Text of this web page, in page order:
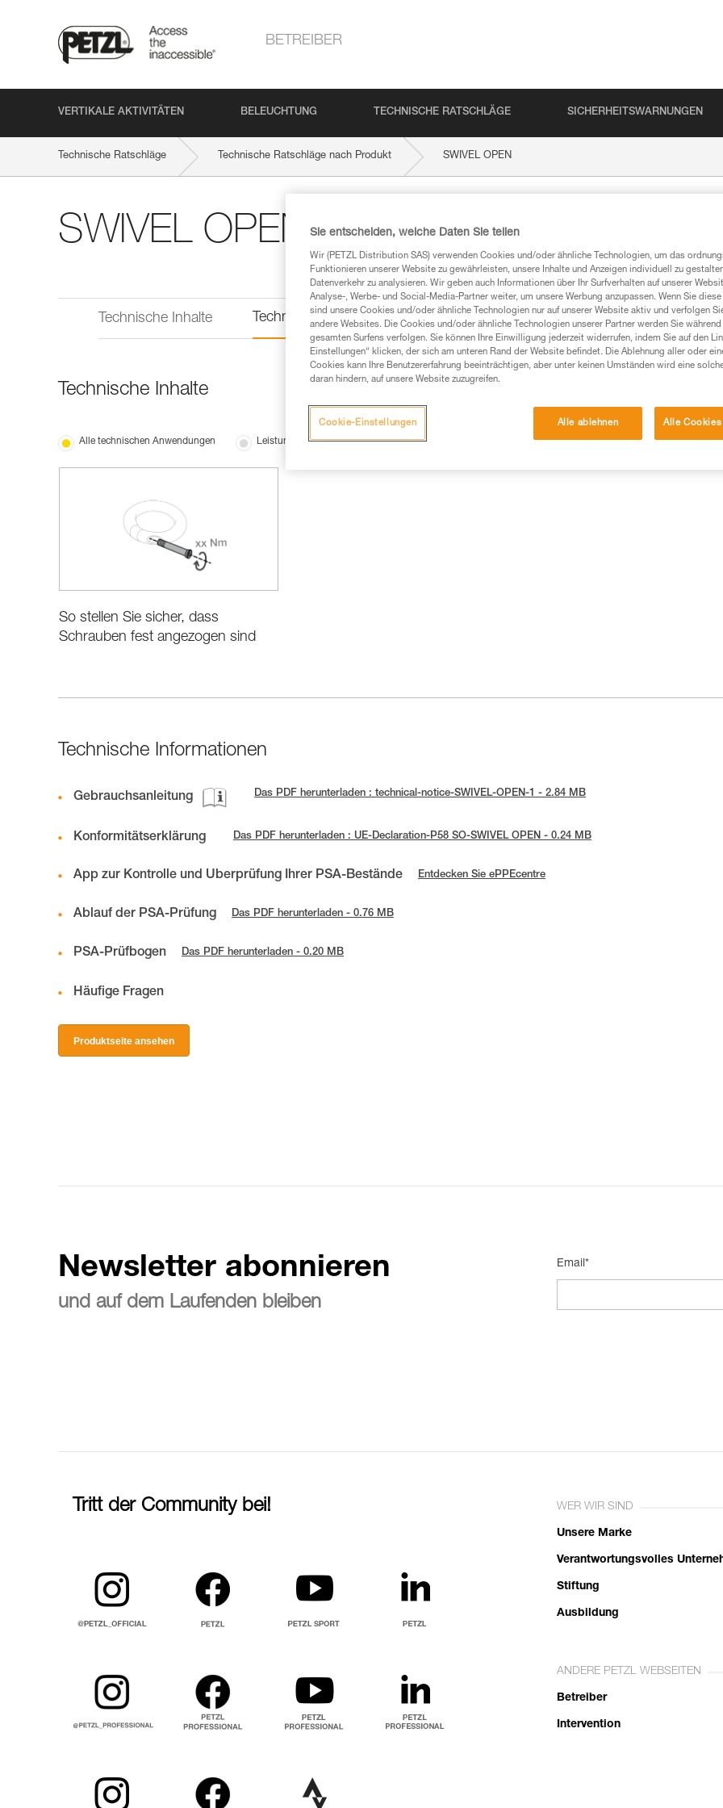
BETREIBER
VERTIKALE AKTIVITÄTEN BELEUCHTUNG TECHNISCHE RATSCHLÄGE SICHERHEITSWARNUNGEN
Technische Ratschläge Technische Ratschläge nach Produkt SWIVEL OPEN
SWIVEL OPEN
Technische Inhalte Technische Informationen
Technische Inhalte
Alle technischen Anwendungen Leistung und Produktinformationen
So stellen Sie sicher, dass
Schrauben fest angezogen sind
Technische Informationen
Gebrauchsanleitung Das PDF herunterladen : technical-notice-SWIVEL-OPEN-1 - 2.84 MB
Konformitätserklärung Das PDF herunterladen : UE-Declaration-P58 SO-SWIVEL OPEN - 0.24 MB
App zur Kontrolle und Überprüfung Ihrer PSA-Bestände Entdecken Sie ePPEcentre
Ablauf der PSA-Prüfung Das PDF herunterladen - 0.76 MB
PSA-Prüfbogen Das PDF herunterladen - 0.20 MB
Häufige Fragen
Produktseite ansehen
Newsletter abonnieren
und auf dem Laufenden bleiben
Email*
Tritt der Community bei! WER WIR SIND
Unsere Marke
Verantwortungsvolles
Stiftung
Ausbildung
ANDERE PETZL WEBSEITEN
Betreiber
Intervention
Sie entscheiden, welche Daten Sie teilen
Wir (PETZL Distribution SAS) verwenden Cookies und/oder ähnliche Technologien, um das
Funktionieren unserer Website zu gewährleisten, unsere Inhalte und Anzeigen individuell zu
Datenverkehr zu analysieren. Wir geben auch Informationen über Ihr Surfverhalten auf unserer
Analyse-, Werbe- und Social-Media-Partner weiter, um unsere Werbung anzupassen. Wenn Sie
sind unsere Cookies und/oder ähnliche Technologien nur auf unserer Website aktiv und verfolgen
andere Websites. Die Cookies und/oder ähnliche Technologien unserer Partner werden Sie während
gesamten Surfens verfolgen. Sie können Ihre Einwilligung jederzeit widerrufen, indem Sie auf den
Einstellungen“ klicken, der sich am unteren Rand der Website befindet. Die Ablehnung aller oder
Cookies kann Ihre Benutzererfahrung beeinträchtigen, aber unter keinen Umständen wird eine
daran hindern, auf unsere Website zuzugreifen.
Alle ablehnen Alle
Cookie-Einstellungen